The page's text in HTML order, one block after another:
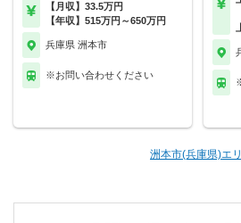
【月収】33.5万円
【年収】515万円～650万円
兵庫県 洲本市
※お問い合わせください
洲本市(兵庫県)エ